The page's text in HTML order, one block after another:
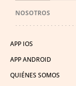
NOSOTROS
APP IOS
APP ANDROID
QUIÉNES SOMOS